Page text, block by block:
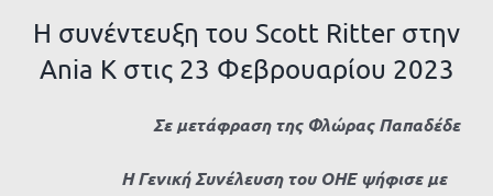
Η συνέντευξη του Scott Ritter στην
Ania K στις 23 Φεβρουαρίου 2023
Σε μετάφραση της Φλώρας Παπαδέδε
Η Γενική Συνέλευση του ΟΗΕ ψήφισε με